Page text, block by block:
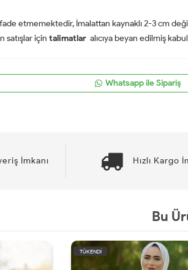
etmemektedir, İmalattan kaynaklı 2-3 cm
satışlar için talimatlar alıcıya beyan edilmiş
Whatsapp ile Sipariş
İmkanı Hızlı Kargo
Bu
TÜKENDİ